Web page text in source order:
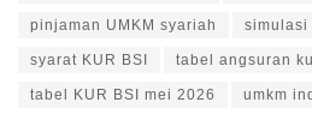
pinjaman UMKM syariah simulasi
syarat KUR BSI tabel angsuran
tabel KUR BSI mei 2026 umkm